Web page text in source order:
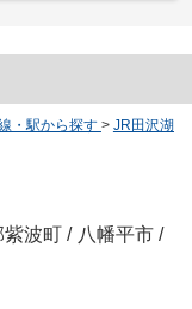
・駅から探す > JR田沢湖
紫波町 / 八幡平市 /